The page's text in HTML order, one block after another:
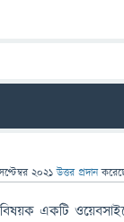
2021 উত্তর প্রদান
একটি